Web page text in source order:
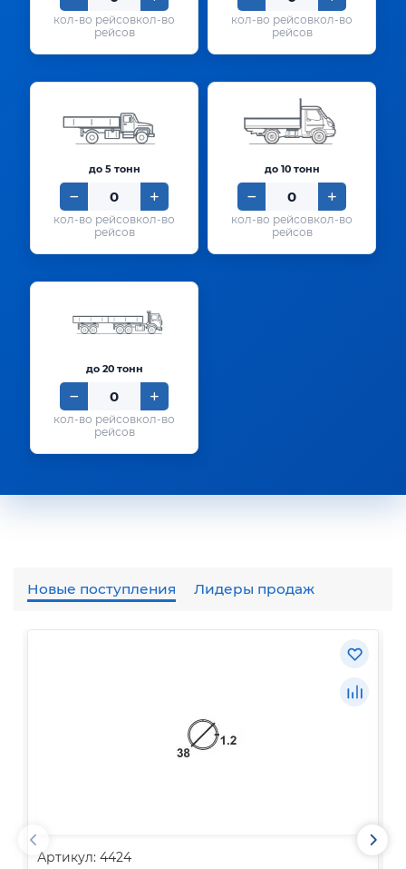
кол-во
рейсов
кол-во
рейсов
до 5 тонн
кол-во
рейсов
до 10 тонн
кол-во
рейсов
до 20 тонн
кол-во
рейсов
Новые поступления Лидеры продаж
Артикул: 4424